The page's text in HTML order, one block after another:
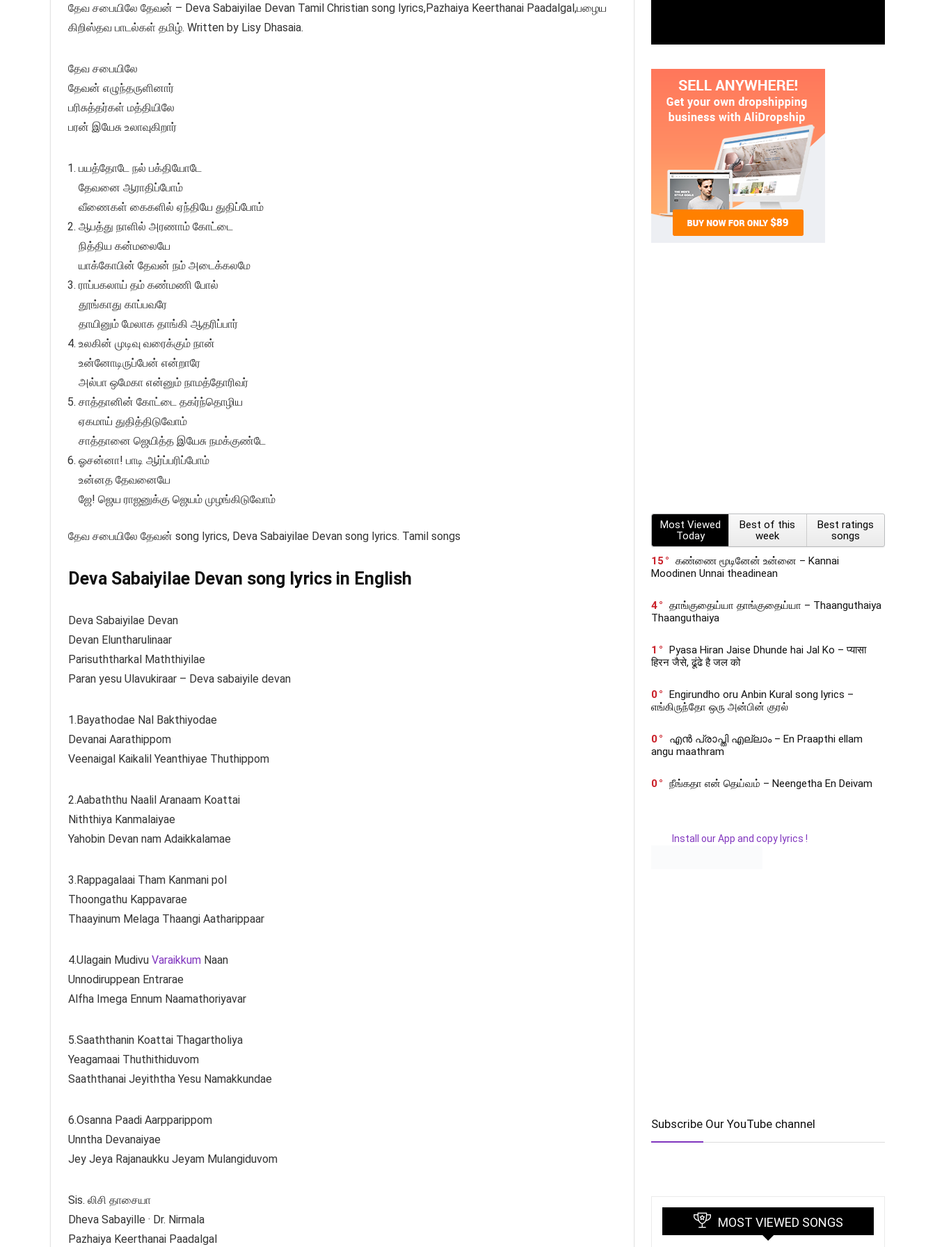
தேவ சபையிலே தேவன் – Deva Sabaiyilae Devan Tamil Christian song lyrics,Pazhaiya Keerthanai Paadalgal,பழைய
கிறிஸ்தவ பாடல்கள் தமிழ். Written by Lisy Dhasaia.
தேவ சபையிலே
தேவன் எழுந்தருளினார்
பரிசுத்தர்கள் மத்தியிலே
பரன் இயேசு உலாவுகிறார்
பயத்தோடே நல் பக்தியோடே
தேவனை ஆராதிப்போம்
வீணைகள் கைகளில் ஏந்தியே துதிப்போம்
ஆபத்து நாளில் அரணாம் கோட்டை
நித்திய கன்மலையே
யாக்கோபின் தேவன் நம் அடைக்கலமே
ராப்பகலாய் தம் கண்மணி போல்
தூங்காது காப்பவரே
தாயினும் மேலாக தாங்கி ஆதரிப்பார்
உலகின் முடிவு வரைக்கும் நான்
உன்னோடிருப்பேன் என்றாரே
அல்பா ஒமேகா என்னும் நாமத்தோரிவர்
சாத்தானின் கோட்டை தகர்ந்தொழிய
ஏகமாய் துதித்திடுவோம்
சாத்தானை ஜெயித்த இயேசு நமக்குண்டே
ஓசன்னா! பாடி ஆர்ப்பரிப்போம்
உன்னத தேவனையே
ஜே! ஜெய ராஜனுக்கு ஜெயம் முழங்கிடுவோம்
தேவ சபையிலே தேவன் song lyrics, Deva Sabaiyilae Devan song lyrics. Tamil songs
Deva Sabaiyilae Devan song lyrics in English
Deva Sabaiyilae Devan
Devan Eluntharulinaar
Parisuththarkal Maththiyilae
Paran yesu Ulavukiraar – Deva sabaiyile devan
1.Bayathodae Nal Bakthiyodae
Devanai Aarathippom
Veenaigal Kaikalil Yeanthiyae Thuthippom
2.Aabaththu Naalil Aranaam Koattai
Niththiya Kanmalaiyae
Yahobin Devan nam Adaikkalamae
3.Rappagalaai Tham Kanmani pol
Thoongathu Kappavarae
Thaayinum Melaga Thaangi Aatharippaar
4.Ulagain Mudivu Varaikkum Naan
Unnodiruppean Entrarae
Alfha Imega Ennum Naamathoriyavar
5.Saaththanin Koattai Thagartholiya
Yeagamaai Thuthithiduvom
Saaththanai Jeyiththa Yesu Namakkundae
6.Osanna Paadi Aarpparippom
Unntha Devanaiyae
Jey Jeya Rajanaukku Jeyam Mulangiduvom
Sis. லிசி தாசையா
Dheva Sabayille · Dr. Nirmala
Pazhaiya Keerthanai Paadalgal
Most Viewed
Today
Best of this
week
Best ratings
songs
15
கண்ணை மூடினேன் உன்னை – Kannai
Moodinen Unnai theadinean
4
தாங்குதைய்யா தாங்குதைய்யா – Thaanguthaiya
Thaanguthaiya
1
Pyasa Hiran Jaise Dhunde hai Jal Ko – प्यासा
हिरन जैसे, ढूंढे है जल को
0
Engirundho oru Anbin Kural song lyrics –
எங்கிருந்தோ ஒரு அன்பின் குரல்
0
എൻ പ്രാപ്തി എല്ലാം – En Praapthi ellam
angu maathram
0 நீங்கதா என் தெய்வம் – Neengetha En Deivam
Install our App and copy lyrics !
Subscribe Our YouTube channel
MOST VIEWED SONGS